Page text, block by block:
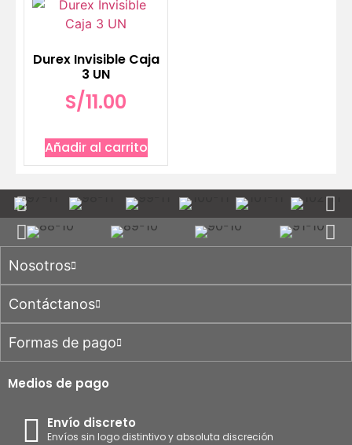
Durex Invisible Caja
3 UN
S/11.00
Añadir al carrito
Nosotros
Contáctanos
Formas de pago
Medios de pago
Envío discreto
Envíos sin logo distintivo y absoluta discreción